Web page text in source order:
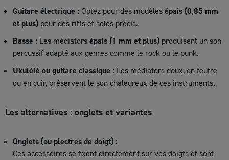
Guitare électrique : Optez pour des modèlesépais (0,85 mm
et plus) pour des riffs et solos précis.
Basse : Les médiatorsépais (1 mm et plus) produisent un son
percussif adapté aux genres comme le rock ou le punk.
Ukulélé ou guitare classique : Les médiators doux, en feutre
ou en cuir, préservent le son chaleureux de ces instruments.
Les alternatives : onglets et variantes
Onglets (ou plectres de doigt) :
Ces accessoires se fixent directement sur vos doigts et sont